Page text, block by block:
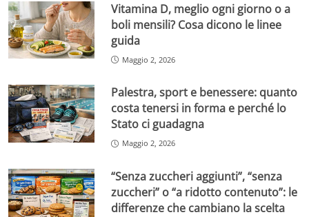
Vitamina D, meglio ogni giorno o a
boli mensili? Cosa dicono le linee
guida
Maggio 2, 2026
Palestra, sport e benessere: quanto
costa tenersi in forma e perché lo
Stato ci guadagna
Maggio 2, 2026
“Senza zuccheri aggiunti”, “senza
zuccheri” o “a ridotto contenuto”: le
differenze che cambiano la scelta